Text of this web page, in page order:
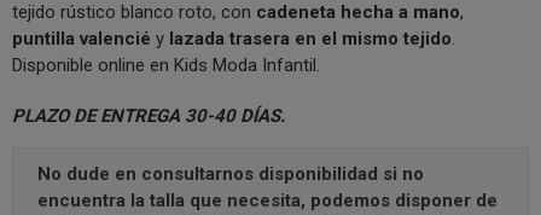
tejido rústico blanco roto, con cadeneta hecha a mano,
puntilla valencié y lazada trasera en el mismo tejido.
Disponible online en Kids Moda Infantil.
PLAZO DE ENTREGA 30-40 DÍAS.
No dude en consultarnos disponibilidad si no
encuentra la talla que necesita, podemos disponer de